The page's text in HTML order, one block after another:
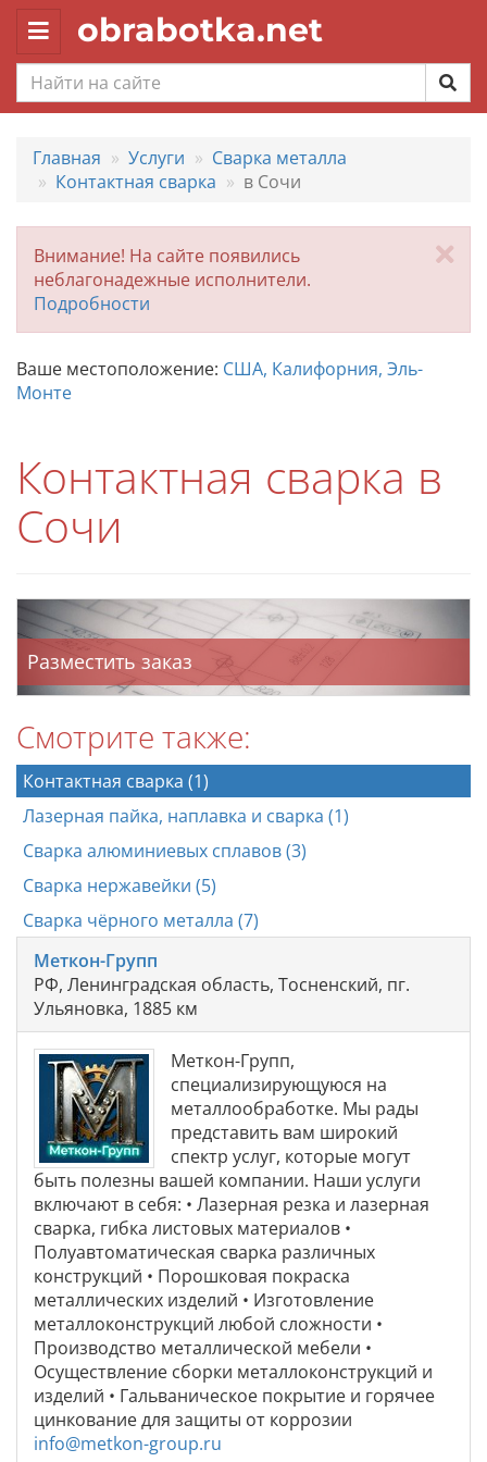
Toggle
navigation
obrabotka.net
Главная Услуги
Сварка металла
Контактная сварка
в Сочи
Внимание! На сайте появились
неблагонадежные исполнители.
Подробности
Ваше местоположение: США, Калифорния, Эль-
Монте
Контактная сварка в
Сочи
Разместить заказ
Смотрите также:
Контактная сварка (1)
Лазерная пайка, наплавка и сварка (1)
Сварка алюминиевых сплавов (3)
Сварка нержавейки (5)
Сварка чёрного металла (7)
Меткон-Групп
РФ, Ленинградская область, Тосненский, пг.
Ульяновка, 1885 км
Меткон-Групп,
специализирующуюся на
металлообработке. Мы рады
представить вам широкий
спектр услуг, которые могут
быть полезны вашей компании. Наши услуги
включают в себя: • Лазерная резка и лазерная
сварка, гибка листовых материалов •
Полуавтоматическая сварка различных
конструкций • Порошковая покраска
металлических изделий • Изготовление
металлоконструкций любой сложности •
Производство металлической мебели •
Осуществление сборки металлоконструкций и
изделий • Гальваническое покрытие и горячее
цинкование для защиты от коррозии
info@metkon-group.ru